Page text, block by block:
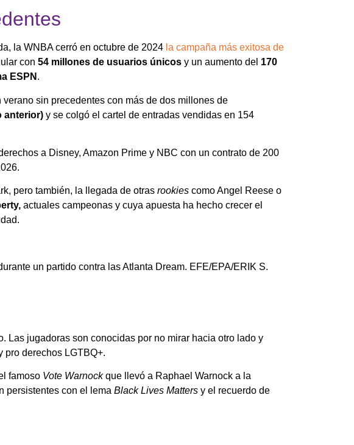
la WNBA cerró en octubre de 2024 la campaña más exitosa de
con 54 millones de usuarios únicos y un aumento del 170
ESPN .
sin precedentes con más de dos millones de
anterior) y se colgó el cartel de entradas vendidas en 154
a Disney, Amazon Prime y NBC con un contrato de 200
pero también, la llegada de otras rookies como Angel Reese o
actuales campeonas y cuya apuesta ha hecho crecer el
un partido contra las Atlanta Dream. EFE/EPA/ERIK S.
Las jugadoras son conocidas por no mirar hacia otro lado y
pro derechos LGTBQ+.
famoso Vote Warnockque llevó a Raphael Warnock a la
persistentes con el lema Black Lives Matters y el recuerdo de